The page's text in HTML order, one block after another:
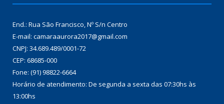
End.: Rua São Francisco, Nº S/n Centro
E-mail: camaraaurora2017@gmail.com
CNPJ: 34.689.489/0001-72
CEP: 68685-000
Fone: (91) 98822-6664
Horário de atendimento: De segunda a sexta das 07:30hs às
13:00hs